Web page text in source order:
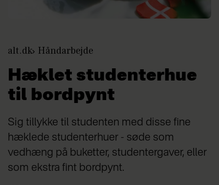
alt.dk Håndarbejde
Hæklet studenterhue
til bordpynt
Sig tillykke til studenten med disse fine
hæklede studenterhuer - søde som
vedhæng på buketter, studentergaver, eller
som ekstra fint bordpynt.